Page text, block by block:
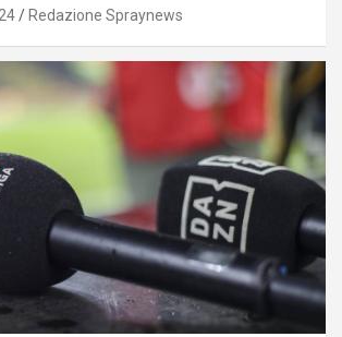
Redazione Spraynews